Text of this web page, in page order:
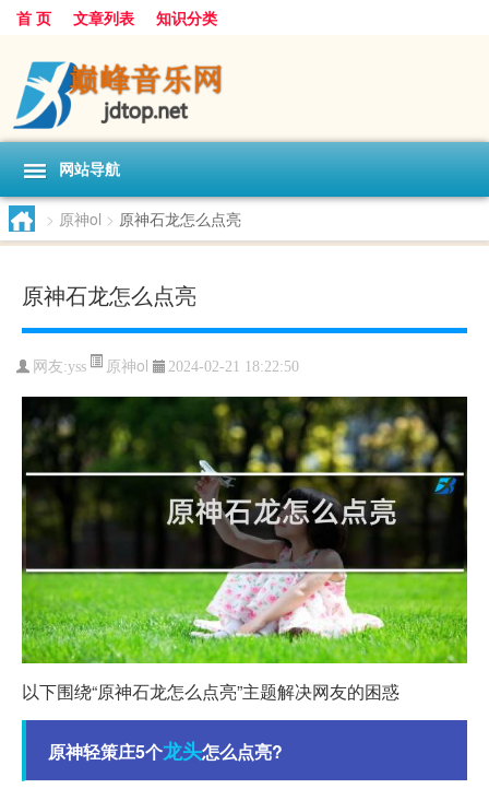
首 页 文章列表 知识分类
网站导航
> 原神ol > 原神石龙怎么点亮
原神石龙怎么点亮
网友:yss 原神ol 2024-02-21 18:22:50
以下围绕“原神石龙怎么点亮”主题解决网友的困惑
原神轻策庄5个龙头怎么点亮?